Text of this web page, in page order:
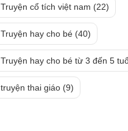
Truyện cổ tích việt nam (22)
Truyện hay cho bé (40)
Truyện hay cho bé từ 3 đến 5
truyện thai giáo (9)